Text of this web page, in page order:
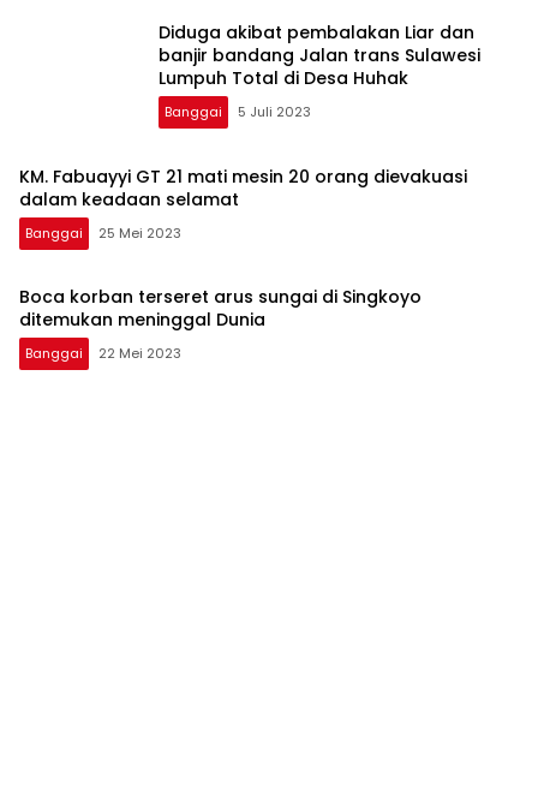
Diduga akibat pembalakan Liar dan
banjir bandang Jalan trans Sulawesi
Lumpuh Total di Desa Huhak
Banggai 5 Juli 2023
KM. Fabuayyi GT 21 mati mesin 20 orang dievakuasi
dalam keadaan selamat
Banggai 25 Mei 2023
Boca korban terseret arus sungai di Singkoyo
ditemukan meninggal Dunia
Banggai 22 Mei 2023